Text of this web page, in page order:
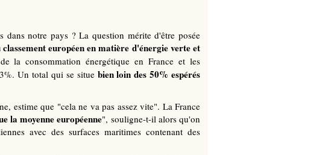
dans notre pays ? La question mérite d'être posée
européen en matière d'énergie verte et
la consommation énergétique en France et les
Un total qui se situe bien loin des 50% espérés
estime que "cela ne va pas assez vite". La France
la moyenne européenne", souligne-t-il alors qu'on
avec des surfaces maritimes contenant des